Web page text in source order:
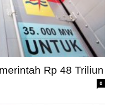
Rp 48 Triliun
0